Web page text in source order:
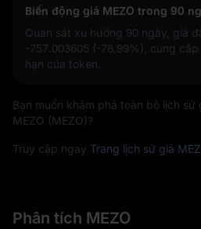
Biến động giá MEZO trong 90
Quan sát xu hướng 90 ngày, giá
-757.003605 (-78.99%)
, cung
hạn của token.
Bạn muốn khám phá toàn bộ lịch
MEZO (MEZO)?
Truy cập ngay Trang lịch sử giá
Phân tích MEZO